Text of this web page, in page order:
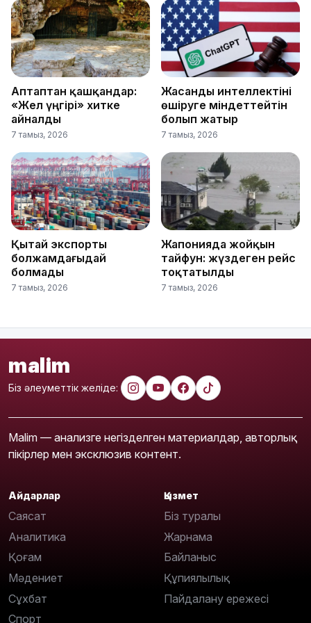
Аптаптан қашқандар:
«Жел үңгірі» хитке
айналды
7 тамыз, 2026
Жасанды интеллектіні
өшіруге міндеттейтін
болып жатыр
7 тамыз, 2026
Қытай экспорты
болжамдағыдай
болмады
7 тамыз, 2026
Жапонияда жойқын
тайфун: жүздеген рейс
тоқтатылды
7 тамыз, 2026
malim
Біз әлеуметтік желіде:
Malim — анализге негізделген материалдар, авторлық
пікірлер мен эксклюзив контент.
Айдарлар
Саясат
Аналитика
Қоғам
Мәдениет
Сұхбат
Спорт
Қызмет
Біз туралы
Жарнама
Байланыс
Құпиялылық
Пайдалану ережесі